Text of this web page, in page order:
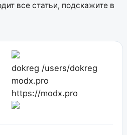
все статьи, подскажите в
dokreg /users/dokreg
modx.pro
https://modx.pro